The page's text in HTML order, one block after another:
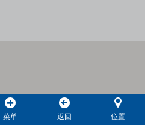
菜单 返回 位置